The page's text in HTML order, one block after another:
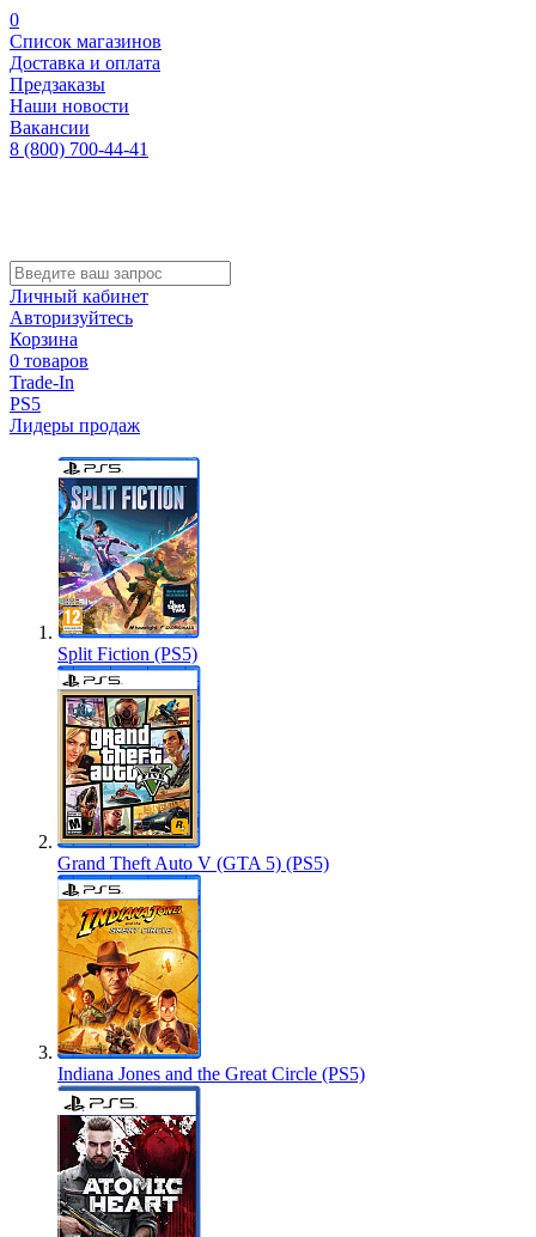
0
Список магазинов
Доставка и оплата
Предзаказы
Наши новости
Вакансии
8 (800) 700-44-41
Личный кабинет
Авторизуйтесь
Корзина
0 товаров
Trade-In
PS5
Лидеры продаж
Split Fiction (PS5)
Grand Theft Auto V (GTA 5) (PS5)
Indiana Jones and the Great Circle (PS5)